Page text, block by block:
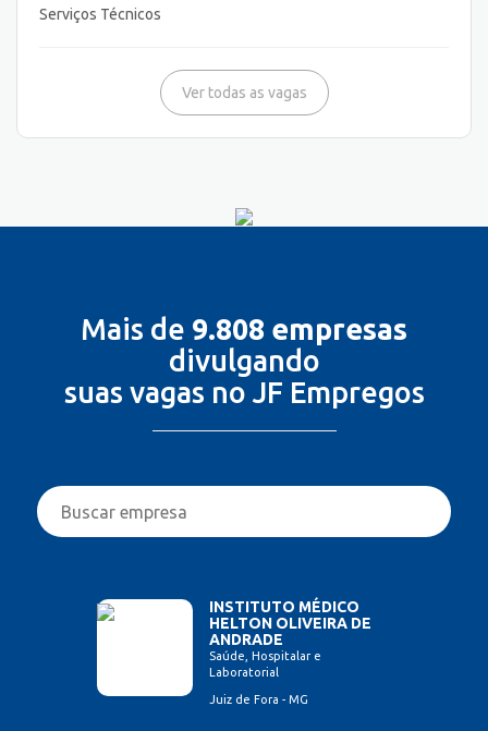
Serviços Técnicos
Ver todas as vagas
Mais de 9.808 empresas
divulgando
suas vagas no JF Empregos
INSTITUTO MÉDICO
HELTON OLIVEIRA DE
ANDRADE
Saúde, Hospitalar e
Laboratorial
Juiz de Fora - MG